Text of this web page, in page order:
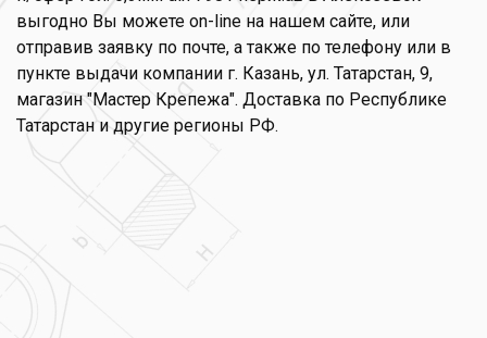
выгодно Вы можете on-line на нашем сайте, или
отправив заявку по почте, а также по телефону или в
пункте выдачи компании г. Казань, ул. Татарстан, 9,
магазин "Мастер Крепежа". Доставка по Республике
Татарстан и другие регионы РФ.